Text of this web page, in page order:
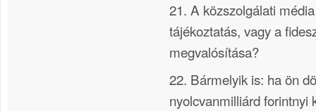
21. A közszolgálati
tájékoztatás, vagy a
megvalósítása?
22. Bármelyik is: ha ön
nyolcvanmilliárd forintnyi